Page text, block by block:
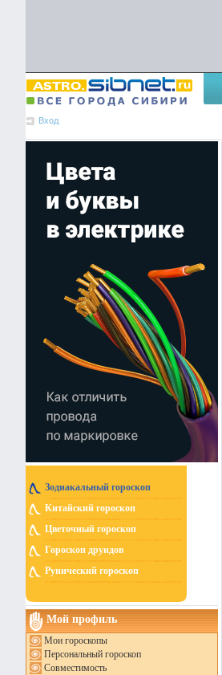
Вход
Зодиакальный гороскоп
Китайский гороскоп
Цветочный гороскоп
Гороскоп друидов
Рунический гороскоп
Мой профиль
Мои гороскопы
Персональный гороскоп
Совместимость